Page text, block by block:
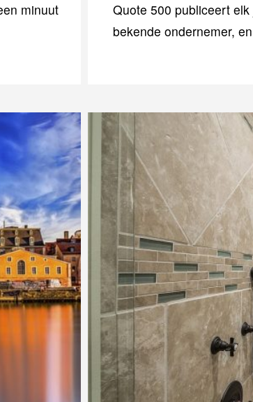
minuut
Quote 500 publiceert
bekende ondernemer,